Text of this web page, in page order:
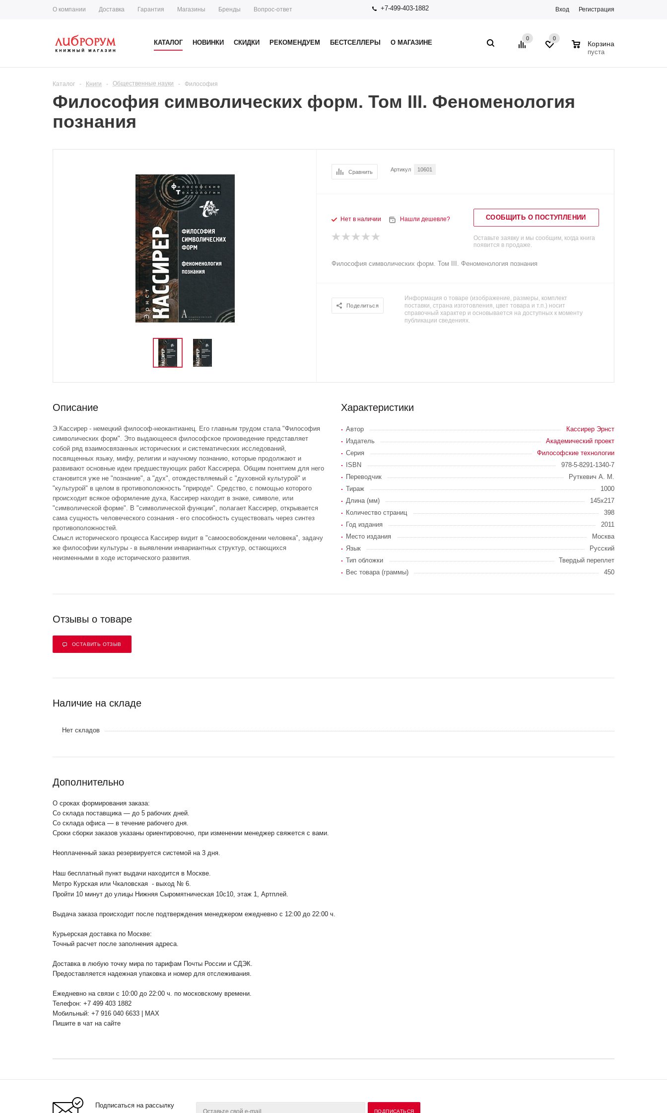
О компании Доставка Гарантия Магазины Бренды Вопрос-ответ +7-499-403-1882 Вход Регистрация
КАТАЛОГ НОВИНКИ СКИДКИ РЕКОМЕНДУЕМ БЕСТСЕЛЛЕРЫ О МАГАЗИНЕ
0 0
Корзина
пуста
Каталог - Книги - Общественные науки - Философия
Философия символических форм. Том III. Феноменология
познания
Сравнить Артикул 10601
Нет в наличии Нашли дешевле? СООБЩИТЬ О ПОСТУПЛЕНИИ
Оставьте заявку и мы сообщим, когда книга
появится в продаже.
Философия символических форм. Том III. Феноменология познания
Поделиться
Информация о товаре (изображение, размеры, комплект
поставки, страна изготовления, цвет товара и т.п.) носит
справочный характер и основывается на доступных к моменту
публикации сведениях.
Описание
Э.Кассирер - немецкий философ-неокантианец. Его главным трудом стала "Философия
символических форм". Это выдающееся философское произведение представляет
собой ряд взаимосвязанных исторических и систематических исследований,
посвященных языку, мифу, религии и научному познанию, которые продолжают и
развивают основные идеи предшествующих работ Кассирера. Общим понятием для него
становится уже не "познание", а "дух", отождествляемый с "духовной культурой" и
"культурой" в целом в противоположность "природе". Средство, с помощью которого
происходит всякое оформление духа, Кассирер находит в знаке, символе, или
"символической форме". В "символической функции", полагает Кассирер, открывается
сама сущность человеческого сознания - его способность существовать через синтез
противоположностей.
Смысл исторического процесса Кассирер видит в "самоосвобождении человека", задачу
же философии культуры - в выявлении инвариантных структур, остающихся
неизменными в ходе исторического развития.
Характеристики
Автор
Кассирер Эрнст
Издатель
Академический проект
Серия
Философские технологии
ISBN
978-5-8291-1340-7
Переводчик
Руткевич А. М.
Тираж
1000
Длина (мм)
145х217
Количество страниц
398
Год издания
2011
Место издания
Москва
Язык
Русский
Тип обложки
Твердый переплет
Вес товара (граммы)
450
Отзывы о товаре
ОСТАВИТЬ ОТЗЫВ
Наличие на складе
Нет складов
Дополнительно
О сроках формирования заказа:
Со склада поставщика — до 5 рабочих дней.
Со склада офиса — в течение рабочего дня.
Сроки сборки заказов указаны ориентировочно, при изменении менеджер свяжется с вами.
Неоплаченный заказ резервируется системой на 3 дня.
Наш бесплатный пункт выдачи находится в Москве.
Метро Курская или Чкаловская - выход № 6.
Пройти 10 минут до улицы Нижняя Сыромятническая 10с10 , этаж 1, Артплей.
Выдача заказа происходит после подтверждения менеджером ежедневно с 12:00 до 22:00 ч.
Курьерская доставка по Москве:
Точный расчет после заполнения адреса.
Доставка в любую точку мира по тарифам Почты России и СДЭК.
Предоставляется надежная упаковка и номер для отслеживания.
Ежедневно на связи с 10:00 до 22:00 ч. по московскому времени.
Телефон: +7 499 403 1882
Мобильный: +7 916 040 6633 | MAX
Пишите в чат на сайте
Подписаться на рассылку